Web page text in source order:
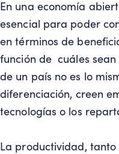
En una economía
esencial para poder
en términos de
función de cuáles
de un país no es lo
diferenciación, creen
tecnologías o los
La productividad,